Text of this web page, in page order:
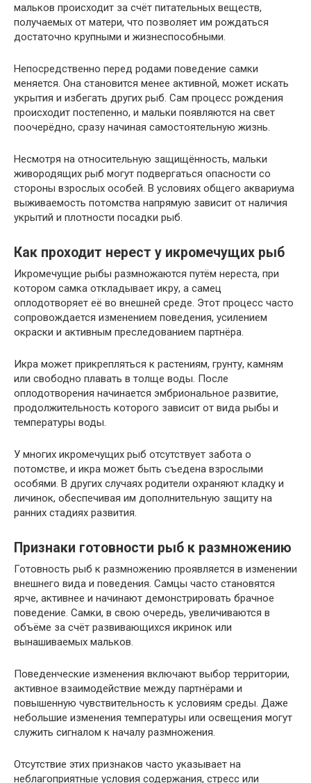
мальков происходит за счёт питательных веществ,
получаемых от матери, что позволяет им рождаться
достаточно крупными и жизнеспособными.
Непосредственно перед родами поведение самки
меняется. Она становится менее активной, может искать
укрытия и избегать других рыб. Сам процесс рождения
происходит постепенно, и мальки появляются на свет
поочерёдно, сразу начиная самостоятельную жизнь.
Несмотря на относительную защищённость, мальки
живородящих рыб могут подвергаться опасности со
стороны взрослых особей. В условиях общего аквариума
выживаемость потомства напрямую зависит от наличия
укрытий и плотности посадки рыб.
Как проходит нерест у икромечущих рыб
Икромечущие рыбы размножаются путём нереста, при
котором самка откладывает икру, а самец
оплодотворяет её во внешней среде. Этот процесс часто
сопровождается изменением поведения, усилением
окраски и активным преследованием партнёра.
Икра может прикрепляться к растениям, грунту, камням
или свободно плавать в толще воды. После
оплодотворения начинается эмбриональное развитие,
продолжительность которого зависит от вида рыбы и
температуры воды.
У многих икромечущих рыб отсутствует забота о
потомстве, и икра может быть съедена взрослыми
особями. В других случаях родители охраняют кладку и
личинок, обеспечивая им дополнительную защиту на
ранних стадиях развития.
Признаки готовности рыб к размножению
Готовность рыб к размножению проявляется в изменении
внешнего вида и поведения. Самцы часто становятся
ярче, активнее и начинают демонстрировать брачное
поведение. Самки, в свою очередь, увеличиваются в
объёме за счёт развивающихся икринок или
вынашиваемых мальков.
Поведенческие изменения включают выбор территории,
активное взаимодействие между партнёрами и
повышенную чувствительность к условиям среды. Даже
небольшие изменения температуры или освещения могут
служить сигналом к началу размножения.
Отсутствие этих признаков часто указывает на
неблагоприятные условия содержания, стресс или